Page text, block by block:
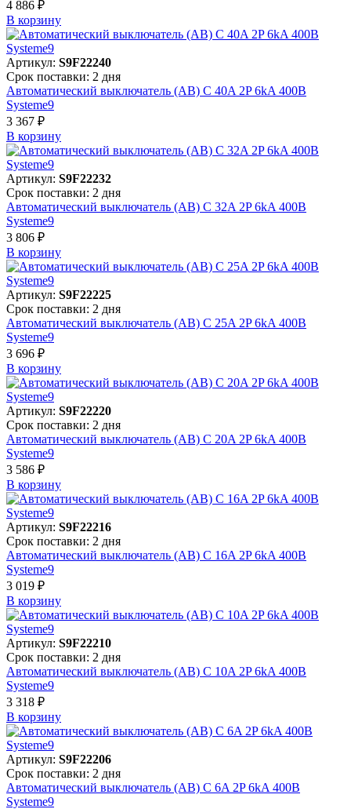
4 886 ₽
В корзинy
Артикул: S9F22240
Срок поставки: 2 дня
Автоматический выключатель (АВ) C 40A 2P 6kA 400В
Systeme9
3 367 ₽
В корзинy
Артикул: S9F22232
Срок поставки: 2 дня
Автоматический выключатель (АВ) C 32A 2P 6kA 400В
Systeme9
3 806 ₽
В корзинy
Артикул: S9F22225
Срок поставки: 2 дня
Автоматический выключатель (АВ) C 25A 2P 6kA 400В
Systeme9
3 696 ₽
В корзинy
Артикул: S9F22220
Срок поставки: 2 дня
Автоматический выключатель (АВ) C 20A 2P 6kA 400В
Systeme9
3 586 ₽
В корзинy
Артикул: S9F22216
Срок поставки: 2 дня
Автоматический выключатель (АВ) C 16A 2P 6kA 400В
Systeme9
3 019 ₽
В корзинy
Артикул: S9F22210
Срок поставки: 2 дня
Автоматический выключатель (АВ) C 10A 2P 6kA 400В
Systeme9
3 318 ₽
В корзинy
Артикул: S9F22206
Срок поставки: 2 дня
Автоматический выключатель (АВ) C 6A 2P 6kA 400В
Systeme9